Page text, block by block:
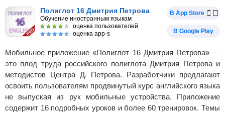
Полиглот 16 Дмитрия Петрова
Обучение иностранным языкам
оценка пользователей
оценка app-s
В App Store
В Google Play
Мобильное приложение «Полиглот 16 Дмитрия Петрова» —
это плод труда российского полиглота Дмитрия Петрова и
методистов Центра Д. Петрова. Разработчики предлагают
освоить пользователям продвинутый курс английского языка
не выпуская из рук мобильные устройства. Приложение
содержит 16 подробных уроков и более 60 тренировок. Темы